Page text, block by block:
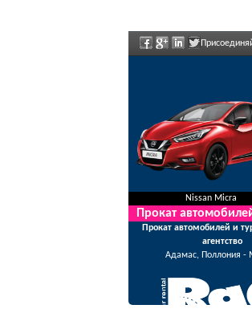
Nissan Micra
Прокат
Прокат автомобилей и
агентство
Адамас, Поллония -